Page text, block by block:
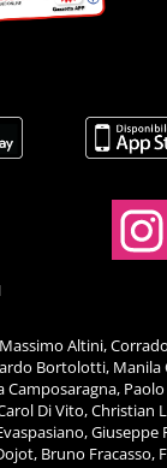
Altini,
Bortolotti, Manila
Camposaragna,
Di Vito, Christian
Giuseppe
Bruno Fracasso,